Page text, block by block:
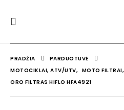
PRADŽIA
PARDUOTUVĖ
MOTOCIKLAI, ATV/UTV, MOTO FILTRAI,
ORO FILTRAS HIFLO HFA4921